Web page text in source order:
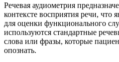
Речевая аудиометрия
контексте восприятия речи, что
для оценки функционального
используются стандартные
слова или фразы, которые
опознать.